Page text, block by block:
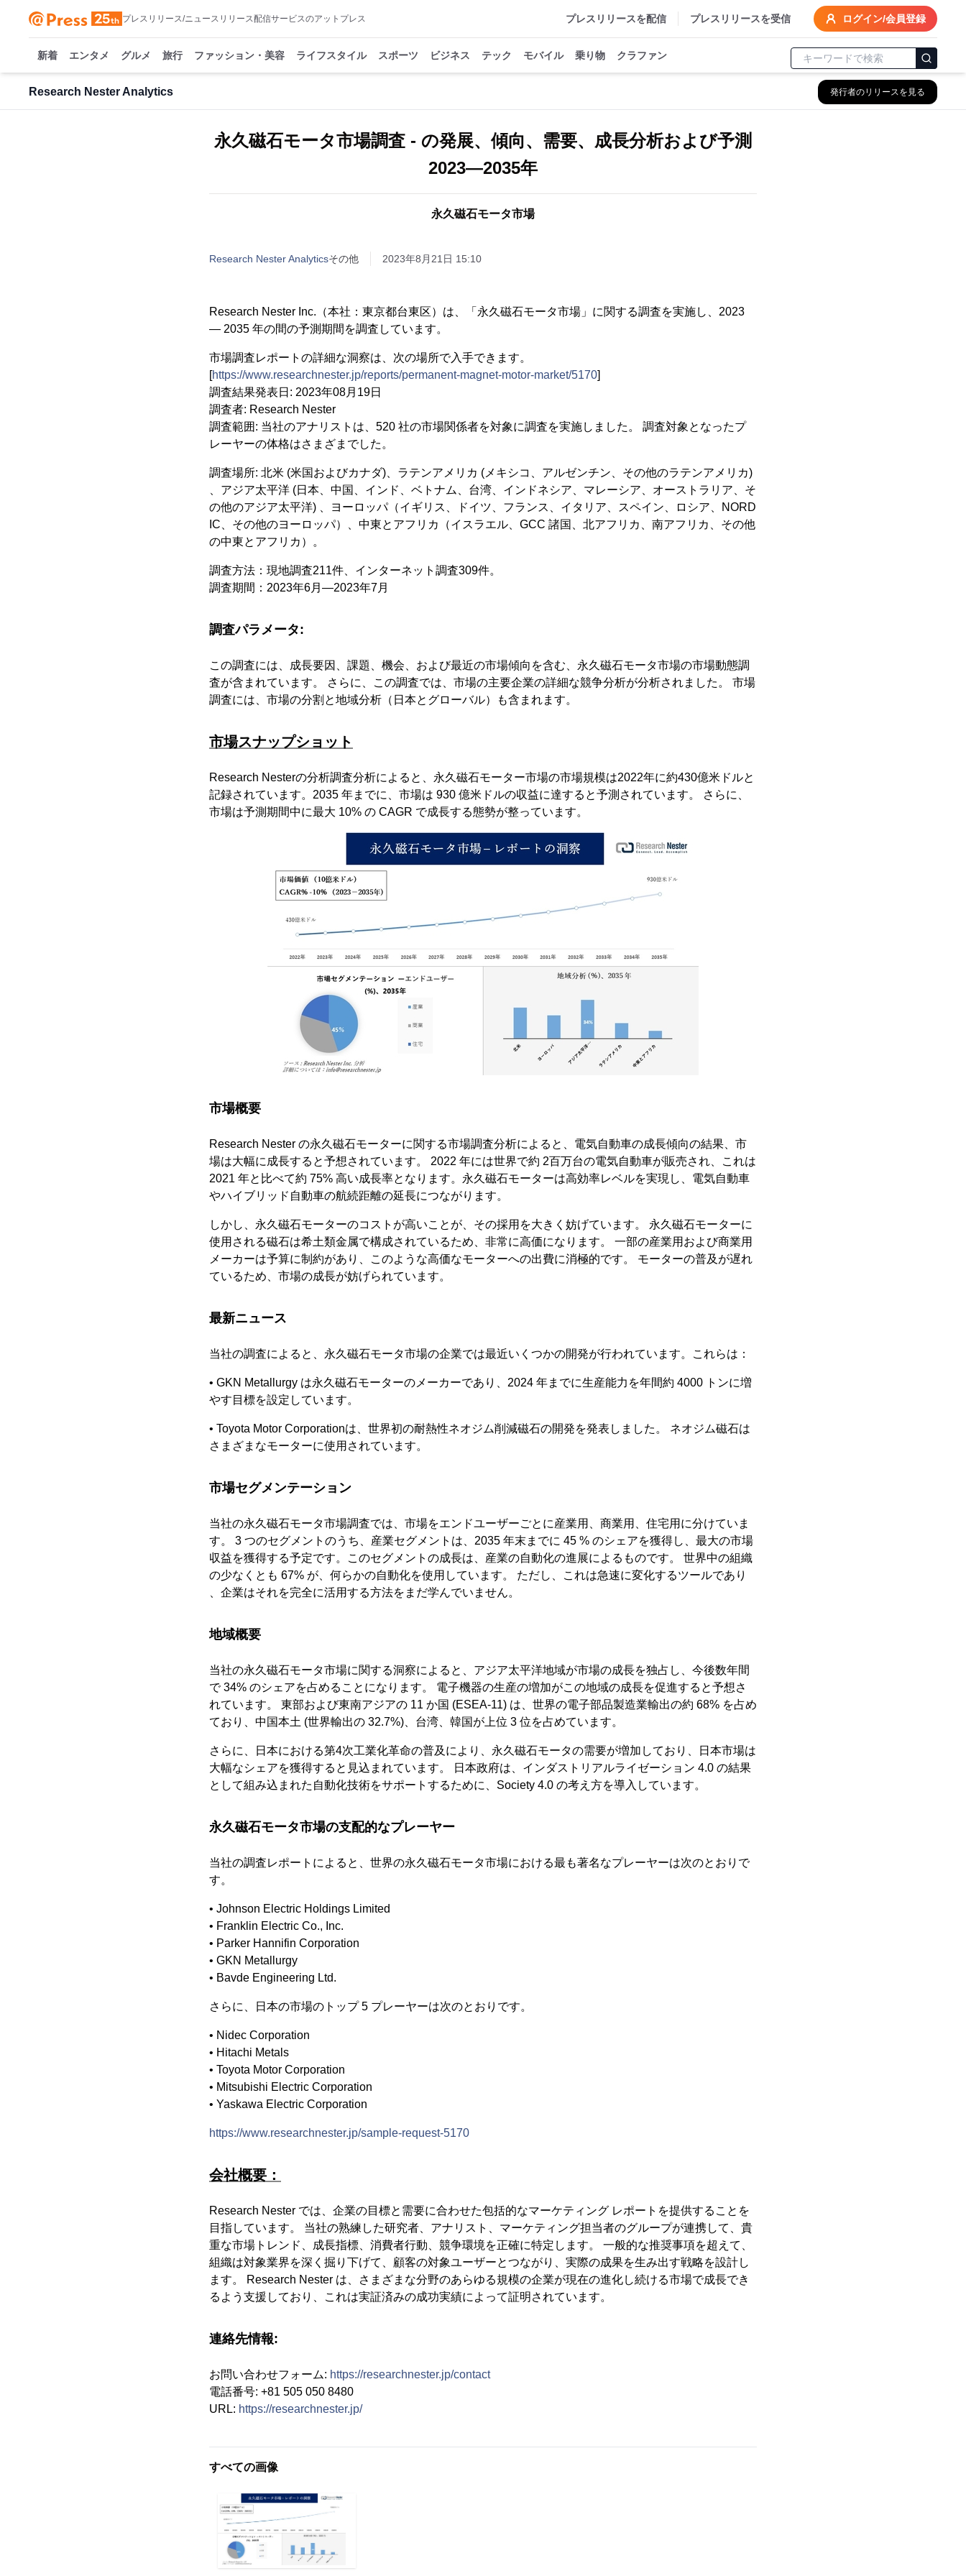
プレスリリース/ニュースリリース配信サービスのアットプレス プレスリリースを配信 プレスリリースを受信 ログイン/会員登録
新着 エンタメ グルメ 旅行 ファッション・美容 ライフスタイル スポーツ ビジネス テック モバイル 乗り物 クラファン
Research Nester Analytics 発行者のリリースを見る
永久磁石モータ市場調査 - の発展、傾向、需要、成長分析および予測
2023―2035年
永久磁石モータ市場
Research Nester Analyticsその他 2023年8月21日 15:10
Research Nester Inc.（本社：東京都台東区）は、「永久磁石モータ市場」に関する調査を実施し、2023
― 2035 年の間の予測期間を調査しています。
市場調査レポートの詳細な洞察は、次の場所で入手できます。
[https://www.researchnester.jp/reports/permanent-magnet-motor-market/5170]
調査結果発表日: 2023年08月19日
調査者: Research Nester
調査範囲: 当社のアナリストは、520 社の市場関係者を対象に調査を実施しました。 調査対象となったプ
レーヤーの体格はさまざまでした。
調査場所: 北米 (米国およびカナダ)、ラテンアメリカ (メキシコ、アルゼンチン、その他のラテンアメリカ)
、アジア太平洋 (日本、中国、インド、ベトナム、台湾、インドネシア、マレーシア、オーストラリア、そ
の他のアジア太平洋) 、ヨーロッパ（イギリス、ドイツ、フランス、イタリア、スペイン、ロシア、NORD
IC、その他のヨーロッパ）、中東とアフリカ（イスラエル、GCC 諸国、北アフリカ、南アフリカ、その他
の中東とアフリカ）。
調査方法：現地調査211件、インターネット調査309件。
調査期間：2023年6月―2023年7月
調査パラメータ:
この調査には、成長要因、課題、機会、および最近の市場傾向を含む、永久磁石モータ市場の市場動態調
査が含まれています。 さらに、この調査では、市場の主要企業の詳細な競争分析が分析されました。 市場
調査には、市場の分割と地域分析（日本とグローバル）も含まれます。
市場スナップショット
Research Nesterの分析調査分析によると、永久磁石モーター市場の市場規模は2022年に約430億米ドルと
記録されています。2035 年までに、市場は 930 億米ドルの収益に達すると予測されています。 さらに、
市場は予測期間中に最大 10% の CAGR で成長する態勢が整っています。
市場概要
Research Nester の永久磁石モーターに関する市場調査分析によると、電気自動車の成長傾向の結果、市
場は大幅に成長すると予想されています。 2022 年には世界で約 2百万台の電気自動車が販売され、これは
2021 年と比べて約 75% 高い成長率となります。永久磁石モーターは高効率レベルを実現し、電気自動車
やハイブリッド自動車の航続距離の延長につながります。
しかし、永久磁石モーターのコストが高いことが、その採用を大きく妨げています。 永久磁石モーターに
使用される磁石は希土類金属で構成されているため、非常に高価になります。 一部の産業用および商業用
メーカーは予算に制約があり、このような高価なモーターへの出費に消極的です。 モーターの普及が遅れ
ているため、市場の成長が妨げられています。
最新ニュース
当社の調査によると、永久磁石モータ市場の企業では最近いくつかの開発が行われています。これらは：
• GKN Metallurgy は永久磁石モーターのメーカーであり、2024 年までに生産能力を年間約 4000 トンに増
やす目標を設定しています。
• Toyota Motor Corporationは、世界初の耐熱性ネオジム削減磁石の開発を発表しました。 ネオジム磁石は
さまざまなモーターに使用されています。
市場セグメンテーション
当社の永久磁石モータ市場調査では、市場をエンドユーザーごとに産業用、商業用、住宅用に分けていま
す。 3 つのセグメントのうち、産業セグメントは、2035 年末までに 45 % のシェアを獲得し、最大の市場
収益を獲得する予定です。このセグメントの成長は、産業の自動化の進展によるものです。 世界中の組織
の少なくとも 67% が、何らかの自動化を使用しています。 ただし、これは急速に変化するツールであり
、企業はそれを完全に活用する方法をまだ学んでいません。
地域概要
当社の永久磁石モータ市場に関する洞察によると、アジア太平洋地域が市場の成長を独占し、今後数年間
で 34% のシェアを占めることになります。 電子機器の生産の増加がこの地域の成長を促進すると予想さ
れています。 東部および東南アジアの 11 か国 (ESEA-11) は、世界の電子部品製造業輸出の約 68% を占め
ており、中国本土 (世界輸出の 32.7%)、台湾、韓国が上位 3 位を占めています。
さらに、日本における第4次工業化革命の普及により、永久磁石モータの需要が増加しており、日本市場は
大幅なシェアを獲得すると見込まれています。 日本政府は、インダストリアルライゼーション 4.0 の結果
として組み込まれた自動化技術をサポートするために、Society 4.0 の考え方を導入しています。
永久磁石モータ市場の支配的なプレーヤー
当社の調査レポートによると、世界の永久磁石モータ市場における最も著名なプレーヤーは次のとおりで
す。
• Johnson Electric Holdings Limited
• Franklin Electric Co., Inc.
• Parker Hannifin Corporation
• GKN Metallurgy
• Bavde Engineering Ltd.
さらに、日本の市場のトップ 5 プレーヤーは次のとおりです。
• Nidec Corporation
• Hitachi Metals
• Toyota Motor Corporation
• Mitsubishi Electric Corporation
• Yaskawa Electric Corporation
https://www.researchnester.jp/sample-request-5170
会社概要：
Research Nester では、企業の目標と需要に合わせた包括的なマーケティング レポートを提供することを
目指しています。 当社の熟練した研究者、アナリスト、マーケティング担当者のグループが連携して、貴
重な市場トレンド、成長指標、消費者行動、競争環境を正確に特定します。 一般的な推奨事項を超えて、
組織は対象業界を深く掘り下げて、顧客の対象ユーザーとつながり、実際の成果を生み出す戦略を設計し
ます。 Research Nester は、さまざまな分野のあらゆる規模の企業が現在の進化し続ける市場で成長でき
るよう支援しており、これは実証済みの成功実績によって証明されています。
連絡先情報:
お問い合わせフォーム: https://researchnester.jp/contact
電話番号: +81 505 050 8480
URL: https://researchnester.jp/
すべての画像